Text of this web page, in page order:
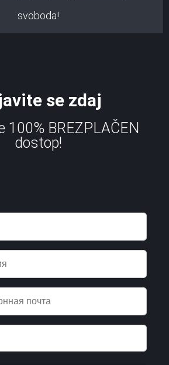
svoboda!
se zdaj
100% BREZPLAČEN
dostop!